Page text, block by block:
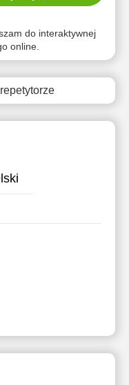
do interaktywnej
online.
13
14
Brak
dostępnych
terminów
Brak